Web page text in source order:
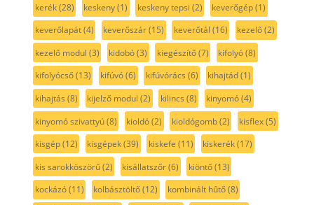
kerék(28) keskeny(1) keskeny tepsi (2) keverőgép(1)
keverőlapát(4) keverőszár(15) keverőtál (16) kezelő(2)
kezelő modul (3) kidobó(3) kiegészítő(7) kifolyó(8)
kifolyócső(13) kifúvó(6) kifúvórács (6) kihajtád(1)
kihajtás (8) kijelző modul (2) kilincs (8) kinyomó(4)
kinyomó szivattyú(8) kioldó(2) kioldógomb(2) kisflex(5)
kisgép(12) kisgépek(39) kiskefe (11) kiskerék(17)
kis sarokköszörű(2) kisállatszőr(6) kiöntő(13)
kockázó(11) kolbásztöltő(12) kombinált hűtő(8)